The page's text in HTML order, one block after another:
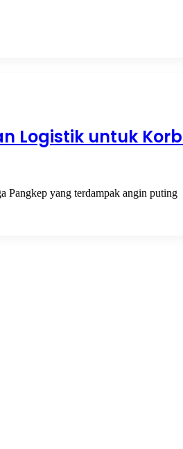
Logistik untuk
Pangkep yang terdampak angin puting